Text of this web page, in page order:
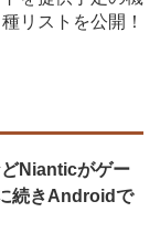
種リストを公開！
Nianticがゲー
続きAndroidで